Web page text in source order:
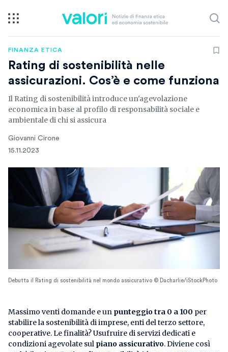
FINANZA ETICA
Rating di sostenibilità nelle
assicurazioni. Cos’è e come funziona
Il Rating di sostenibilità introduce un'agevolazione
economica in base al profilo di responsabilità sociale e
ambientale di chi si assicura
Giovanni Cirone
15.11.2023
Debutta il Rating di sostenibilità nel mondo assicurativo © Dacharlie/iStockPhoto
Massimo venti domande e un punteggio tra 0 a 100 per
stabilire la sostenibilità di imprese, enti del terzo settore,
cooperative. Le finalità? Usufruire di servizi dedicati e
condizioni agevolate sul piano assicurativo. Diviene così